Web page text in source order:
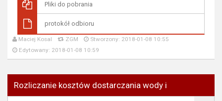
Pliki do pobrania
protokół odbioru
Maciej Kosal ZGM
Stworzony: 2018-01-08 10:55
Edytowany: 2018-01-08 10:59
Rozliczanie kosztów dostarczania wody i